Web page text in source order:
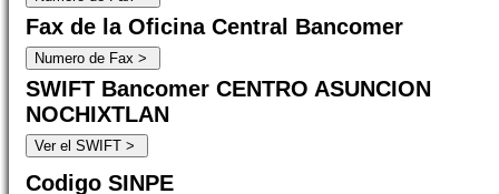
Fax de la Oficina Central Bancomer
SWIFT Bancomer CENTRO ASUNCION
NOCHIXTLAN
Codigo SINPE